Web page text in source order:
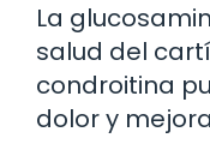
La
salud del
condroitina
dolor y